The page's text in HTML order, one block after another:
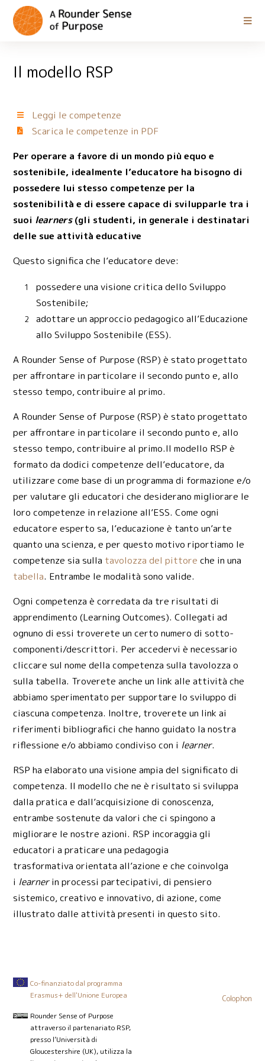
Il modello RSP
Leggi le competenze
Scarica le competenze in PDF
Per operare a favore di un mondo più equo e
sostenibile, idealmente l’educatore ha bisogno di
possedere lui stesso competenze per la
sostenibilità e di essere capace di svilupparle tra i
suoi learners(gli studenti, in generale i destinatari
delle sue attività educative
Questo significa che l’educatore deve:
possedere una visione critica dello Sviluppo
Sostenibile;
adottare un approccio pedagogico all’Educazione
allo Sviluppo Sostenibile (ESS).
A Rounder Sense of Purpose (RSP) è stato progettato
per affrontare in particolare il secondo punto e, allo
stesso tempo, contribuire al primo.
A Rounder Sense of Purpose (RSP) è stato progettato
per affrontare in particolare il secondo punto e, allo
stesso tempo, contribuire al primo.Il modello RSP è
formato da dodici competenze dell’educatore, da
utilizzare come base di un programma di formazione e/o
per valutare gli educatori che desiderano migliorare le
loro competenze in relazione all’ESS. Come ogni
educatore esperto sa, l’educazione è tanto un’arte
quanto una scienza, e per questo motivo riportiamo le
competenze sia sulla tavolozza del pittore che in una
tabella. Entrambe le modalità sono valide.
Ogni competenza è corredata da tre risultati di
apprendimento (Learning Outcomes). Collegati ad
ognuno di essi troverete un certo numero di sotto-
componenti/descrittori. Per accedervi è necessario
cliccare sul nome della competenza sulla tavolozza o
sulla tabella. Troverete anche un link alle attività che
abbiamo sperimentato per supportare lo sviluppo di
ciascuna competenza. Inoltre, troverete un link ai
riferimenti bibliografici che hanno guidato la nostra
riflessione e/o abbiamo condiviso con i learner.
RSP ha elaborato una visione ampia del significato di
competenza. Il modello che ne è risultato si sviluppa
dalla pratica e dall’acquisizione di conoscenza,
entrambe sostenute da valori che ci spingono a
migliorare le nostre azioni. RSP incoraggia gli
educatori a praticare una pedagogia
trasformativa orientata all’azione e che coinvolga
i learnerin processi partecipativi, di pensiero
sistemico, creativo e innovativo, di azione, come
illustrato dalle attività presenti in questo sito.
Co-finanziato dal programma
Erasmus+ dell'Unione Europea
Rounder Sense of Purpose
attraverso il partenariato RSP,
presso l’Università di
Gloucestershire (UK), utilizza la
Colophon